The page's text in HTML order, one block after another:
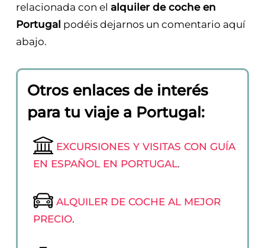
relacionada con el alquiler de coche en
Portugal podéis dejarnos un comentario aquí
abajo.
Otros enlaces de interés
para tu viaje a Portugal:
EXCURSIONES Y VISITAS CON GUÍA
EN ESPAÑOL EN PORTUGAL.
ALQUILER DE COCHE AL MEJOR
PRECIO.